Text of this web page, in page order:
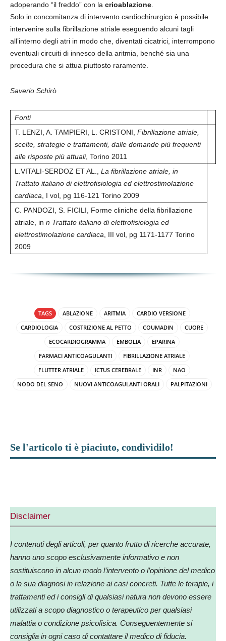
adoperando “il freddo” con la crioablazione
Solo in concomitanza di intervento cardiochirurgico è possibile
intervenire sulla fibrillazione atriale eseguendo alcuni tagli
all’interno degli atri in modo che, diventati cicatrici, interrompono
eventuali circuiti di innesco della aritmia, benché sia una
procedura che si attua piuttosto raramente.
Saverio Schirò
Fonti
T. LENZI, A. TAMPIERI, L. CRISTONI, Fibrillazione atriale,
scelte, strategie e trattamenti, dalle domande più frequenti
alle risposte più attuali, Torino 2011
L.VITALI-SERDOZ ET AL., La fibrillazione atriale, in
Trattato italiano di elettrofisiologia ed elettrostimolazione
cardiaca , I vol, pg 116-121 Torino 2009
C. PANDOZI, S. FICILI, Forme cliniche della fibrillazione
atriale, in n Trattato italiano di elettrofisiologia ed
elettrostimolazione cardiaca , III vol, pg 1171-1177 Torino
2009
TAGS ABLAZIONE ARITMIA
CARDIO VERSIONE
CARDIOLOGIA
COSTRIZIONE AL PETTO COUMADIN
CUORE
ECOCARDIOGRAMMA
EMBOLIA
EPARINA
FARMACI ANTICOAGULANTI
FIBRILLAZIONE ATRIALE
FLUTTER ATRIALE
ICTUS CEREBRALE INR
NAO
NODO DEL SENO
NUOVI ANTICOAGULANTI ORALI PALPITAZIONI
Se l'articolo ti è piaciuto, condividilo!
Disclaimer
I contenuti degli articoli, per quanto frutto di ricerche accurate,
hanno uno scopo esclusivamente informativo e non
sostituiscono in alcun modo l’intervento o l’opinione del medico
o la sua diagnosi in relazione ai casi concreti. Tutte le terapie, i
trattamenti ed i consigli di qualsiasi natura non devono essere
utilizzati a scopo diagnostico o terapeutico per qualsiasi
malattia o condizione psicofisica. Conseguentemente si
consiglia in ogni caso di contattare il medico di fiducia.